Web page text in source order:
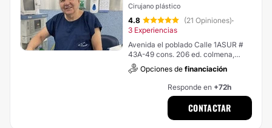
Cirujano plástico
4.8 (21 Opiniones)·
3 Experiencias
Avenida el poblado Calle 1ASUR #
43A-49 cons. 206 ed. colmena,
Medellín (El Poblado)
Opciones de financiación
Responde en +72h
CONTACTAR